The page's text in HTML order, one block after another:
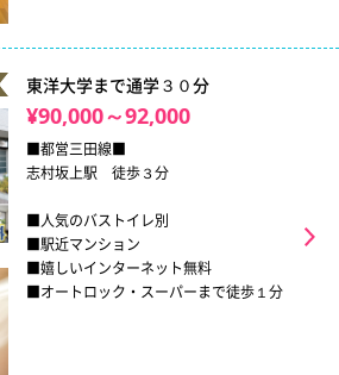
東洋大学まで通学３０分
¥90,000～92,000
■都営三田線■
志村坂上駅 徒歩３分
■人気のバストイレ別
■駅近マンション
■嬉しいインターネット無料
■オートロック・スーパーまで徒歩１分